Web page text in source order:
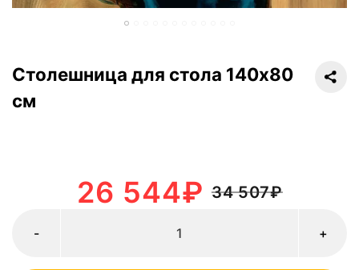
Столешница для стола 140х80
см
34 507₽
26 544₽
+
-